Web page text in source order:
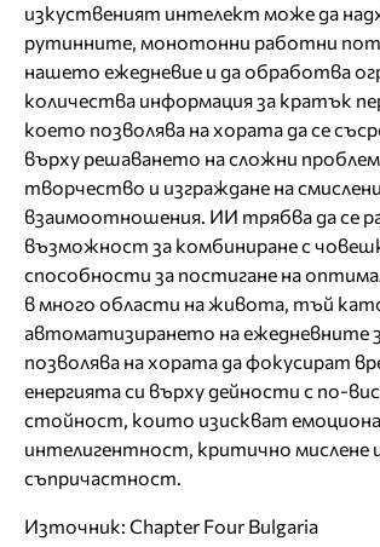
изкуственият интелект може да
рутинните, монотонни работни
нашето ежедневие и да обработва
количества информация за кратък
което позволява на хората да се
върху решаването на сложни
творчество и изграждане на смислени
взаимоотношения. ИИ трябва да се
възможност за комбиниране с
способности за постигане на
в много области на живота, тъй
автоматизирането на ежедневните
позволява на хората да фокусират
енергията си върху дейности с по-
стойност, които изискват
интелигентност, критично мислене
съпричастност.
Източник: Chapter Four Bulgaria